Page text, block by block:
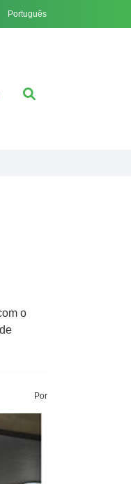
Português
o
Por